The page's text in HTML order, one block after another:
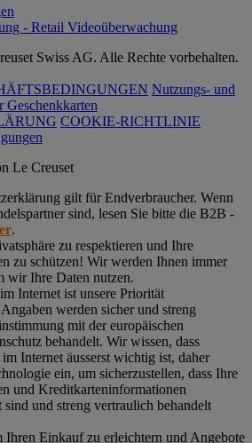
- Retail Videoüberwachung
Swiss AG. Alle Rechte vorbehalten.
Nutzungs- und
Geschenkkarten
COOKIE-RICHTLINIE
Le Creuset
gilt für Endverbraucher. Wenn
sind, lesen Sie bitte die B2B -
.
zu respektieren und Ihre
zu schützen! Wir werden Ihnen immer
wir Ihre Daten nutzen.
Internet ist unsere Priorität
werden sicher und streng
mit der europäischen
behandelt. Wir wissen, dass
Internet äusserst wichtig ist, daher
ein, um sicherzustellen, dass Ihre
und Kreditkarteninformationen
und streng vertraulich behandelt
Ihren Einkauf zu erleichtern und Angebote